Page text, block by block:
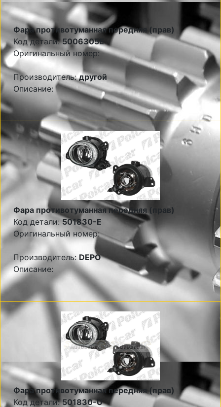
Фара противотуманная передняя (прав)
Код детали:5006305E
Оригинальный номер:
Производитель:другой
Описание:
Фара противотуманная передняя (прав)
Код детали: 501830-E
Оригинальный номер:
Производитель:DEPO
Описание:
Фара противотуманная передняя (прав)
Код детали:501830-U